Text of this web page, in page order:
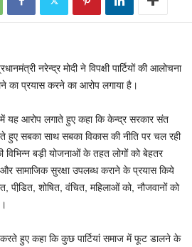
नरेन्‍द्र मोदी ने विपक्षी पार्टियों की आलोचना
प्रयास करने का आरोप लगाया है।
यह आरोप लगाते हुए कहा कि केन्‍द्र सरकार संत
सबका साथ सबका विकास की नीति पर चल रही
विभिन्‍न बड़ी योजनाओं के तहत लोगों को बेहतर
सामाजिक सुरक्षा उपलब्‍ध कराने के प्रयास किये
पीडि़त, शोषित, वंचित, महिलाओं को, नौजवानों को
करते हुए कहा कि कुछ पार्टियां समाज में फूट डालने के